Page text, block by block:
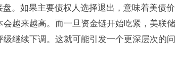
。如果主要债权人选择退出，意味着美债价
越来越高。而一旦资金链开始吃紧，美联储
继续下调。这就可能引发一个更深层次的问